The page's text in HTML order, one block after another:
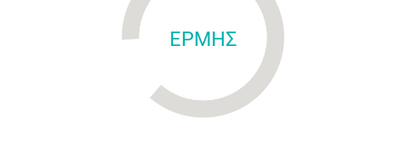
ΕΡΜΗΣ